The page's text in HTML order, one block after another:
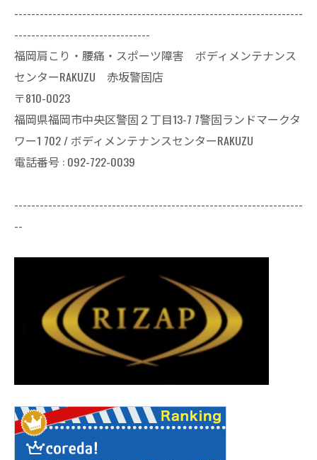
--------------------------------------------------------------------
--------------------------------
福岡肩こり・腰痛・スポーツ障害 ボディメンテナンス
センターRAKUZU 赤坂警固店
〒810-0023
福岡県福岡市中央区警固２丁目13-7 7警固ランドマークタ
ワー1 702 / ボディメンテナンスセンターRAKUZU
電話番号 : 092-722-0039
--------------------------------------------------------------------
--